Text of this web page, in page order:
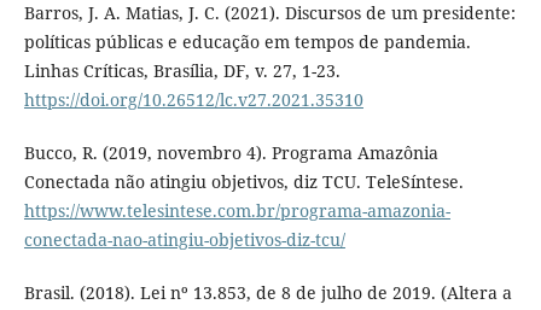
Barros, J. A. Matias, J. C. (2021). Discursos de um presidente:
políticas públicas e educação em tempos de pandemia.
Linhas Críticas, Brasília, DF, v. 27, 1-23.
https://doi.org/10.26512/lc.v27.2021.35310
Bucco, R. (2019, novembro 4). Programa Amazônia
Conectada não atingiu objetivos, diz TCU. TeleSíntese.
https://www.telesintese.com.br/programa-amazonia-
conectada-nao-atingiu-objetivos-diz-tcu/
Brasil. (2018). Lei nº 13.853, de 8 de julho de 2019. (Altera a